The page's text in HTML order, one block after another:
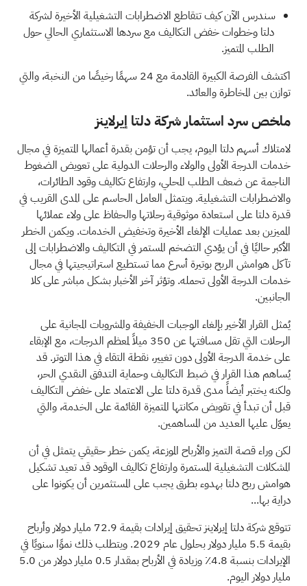
سندرس الآن كيف تتقاطع الاضطرابات التشغيلية الأخيرة لشركة
دلتا وخطوات خفض التكاليف مع سردها الاستثماري الحالي حول
الطلب المتميز.
اكتشف الفرصة الكبيرة القادمة مع 24 سهمًا رخيصًا من النخبة،
والتي
توازن بين المخاطرة والعائد.
ملخص سرد استثمار شركة دلتا إيرلاينز
لامتلاك أسهم دلتا اليوم، يجب أن تؤمن بقدرة أعمالها المتميزة في مجال
خدمات الدرجة الأولى والولاء والرحلات الدولية على تعويض الضغوط
الناجمة عن ضعف الطلب المحلي، وارتفاع تكاليف وقود الطائرات،
والاضطرابات التشغيلية. ويتمثل العامل الحاسم على المدى القريب في
قدرة دلتا على استعادة موثوقية رحلاتها والحفاظ على ولاء عملائها
المميزين بعد عمليات الإلغاء الأخيرة وتخفيض الخدمات. ويكمن الخطر
الأكبر حاليًا في أن يؤدي التضخم المستمر في التكاليف والاضطرابات إلى
تآكل هوامش الربح بوتيرة أسرع مما تستطيع استراتيجيتها في مجال
خدمات الدرجة الأولى تحمله. وتؤثر آخر الأخبار بشكل مباشر على كلا
الجانبين.
يُمثل القرار الأخير بإلغاء الوجبات الخفيفة والمشروبات المجانية على
الرحلات التي تقل مسافتها عن 350 ميلاً لمعظم الدرجات، مع الإبقاء
على خدمة الدرجة الأولى دون تغيير، نقطة التقاء في هذا التوتر. قد
يُساهم هذا القرار في ضبط التكاليف وحماية التدفق النقدي الحر،
ولكنه يختبر أيضاً مدى قدرة دلتا على الاعتماد على خفض التكاليف
قبل أن تبدأ في تقويض مكانتها المتميزة القائمة على الخدمة، والتي
يعوّل عليها العديد من المساهمين.
لكن وراء قصة التميز والأرباح الموزعة، يكمن خطر حقيقي يتمثل في أن
المشكلات التشغيلية المستمرة وارتفاع تكاليف الوقود قد تعيد تشكيل
هوامش ربح دلتا بهدوء بطرق يجب على المستثمرين أن يكونوا على
دراية بها...
تتوقع شركة دلتا إيرلاينز تحقيق إيرادات بقيمة 72.9 مليار دولار وأرباح
بقيمة 5.5 مليار دولار بحلول عام 2029. ويتطلب ذلك نموًا سنويًا في
الإيرادات بنسبة 4.8٪ وزيادة في الأرباح بمقدار 0.5 مليار دولار من 5.0
مليار دولار اليوم.